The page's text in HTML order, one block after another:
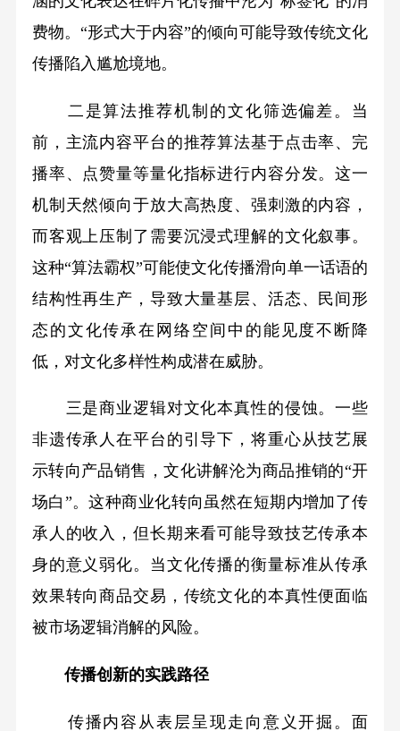
费物。“形式大于内容”的倾向可能导致传统文化
传播陷入尴尬境地。
二是算法推荐机制的文化筛选偏差。当
前，主流内容平台的推荐算法基于点击率、完
播率、点赞量等量化指标进行内容分发。这一
机制天然倾向于放大高热度、强刺激的内容，
而客观上压制了需要沉浸式理解的文化叙事。
这种“算法霸权”可能使文化传播滑向单一话语的
结构性再生产，导致大量基层、活态、民间形
态的文化传承在网络空间中的能见度不断降
低，对文化多样性构成潜在威胁。
三是商业逻辑对文化本真性的侵蚀。一些
非遗传承人在平台的引导下，将重心从技艺展
示转向产品销售，文化讲解沦为商品推销的“开
场白”。这种商业化转向虽然在短期内增加了传
承人的收入，但长期来看可能导致技艺传承本
身的意义弱化。当文化传播的衡量标准从传承
效果转向商品交易，传统文化的本真性便面临
被市场逻辑消解的风险。
传播创新的实践路径
传播内容从表层呈现走向意义开掘。面